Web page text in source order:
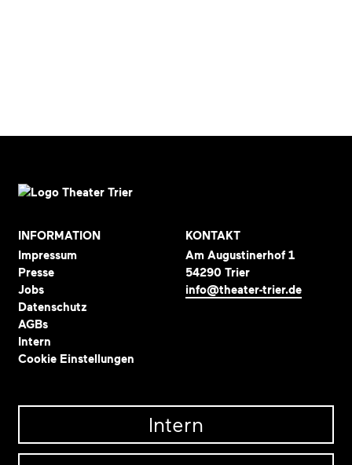
INFORMATION
Impressum
Presse
Jobs
Datenschutz
AGBs
Intern
Cookie Einstellungen
KONTAKT
Am Augustinerhof 1
54290 Trier
info@theater-trier.de
Intern